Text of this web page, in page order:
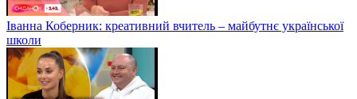
Іванна Коберник: креативний вчитель – майбутнє української
школи